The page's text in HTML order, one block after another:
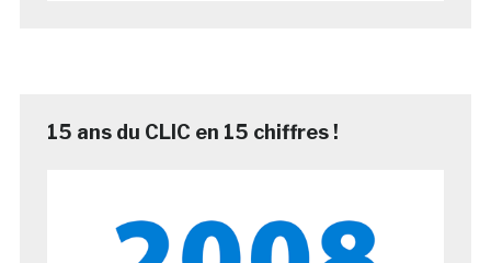
15 ans du CLIC en 15 chiffres !